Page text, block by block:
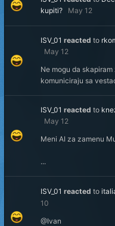
kupiti?
May 12
ISV_01 reacted to
May 12
Ne mogu da
komuniciraju sa
ISV_01 reacted to
May 12
Meni AI za zamenu
...
ISV_01 reacted to
10
@Ivan